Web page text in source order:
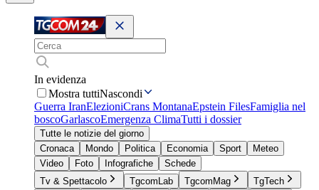
In evidenza
Mostra tuttiNascondi
Guerra IranElezioniCrans MontanaEpstein FilesFamiglia nel
boscoGarlascoEmergenza ClimaTutti i dossier
Tutte le notizie del giorno
Cronaca
Mondo Politica Economia Sport
Meteo
Video
Foto Infografiche
Schede
Tv & Spettacolo
TgcomLab TgcomMag
TgTech